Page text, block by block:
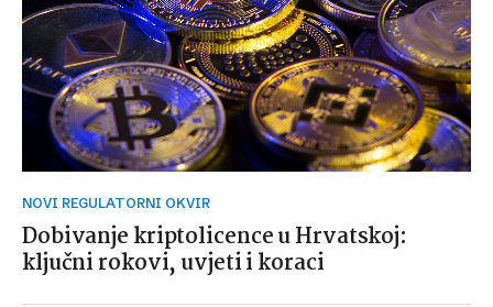
NOVI REGULATORNI OKVIR
Dobivanje kriptolicence u Hrvatskoj:
ključni rokovi, uvjeti i koraci